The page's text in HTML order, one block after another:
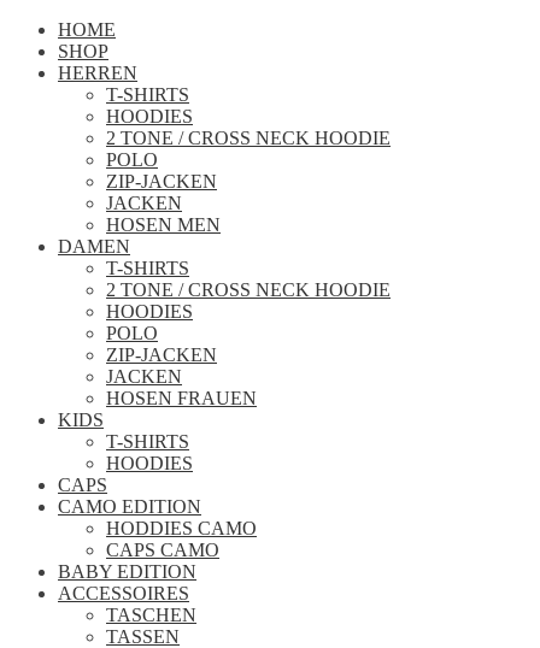
HOME
SHOP
HERREN
T-SHIRTS
HOODIES
2 TONE / CROSS NECK HOODIE
POLO
ZIP-JACKEN
JACKEN
HOSEN MEN
DAMEN
T-SHIRTS
2 TONE / CROSS NECK HOODIE
HOODIES
POLO
ZIP-JACKEN
JACKEN
HOSEN FRAUEN
KIDS
T-SHIRTS
HOODIES
CAPS
CAMO EDITION
HODDIES CAMO
CAPS CAMO
BABY EDITION
ACCESSOIRES
TASCHEN
TASSEN